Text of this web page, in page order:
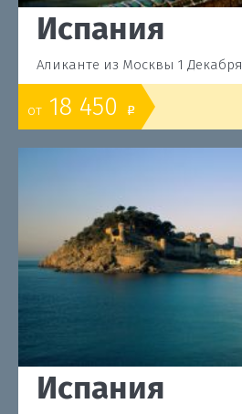
Испания
Аликанте из Москвы 1 Декабря
от 18 450 o
Испания